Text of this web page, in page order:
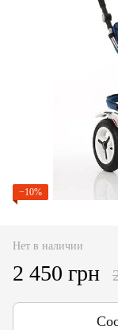
−10%
Нет в наличии
2 450 грн